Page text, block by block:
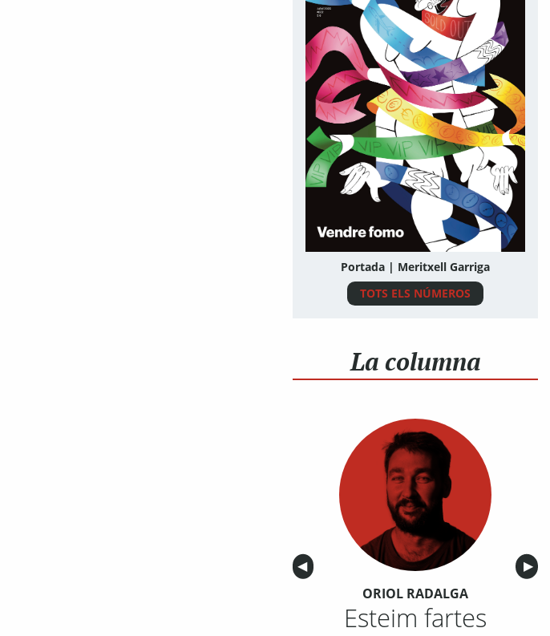
Portada | Meritxell Garriga
TOTS ELS NÚMEROS
La columna
Anterior
◀︎ ▶︎
ORIOL RADALGA
Esteim fartes